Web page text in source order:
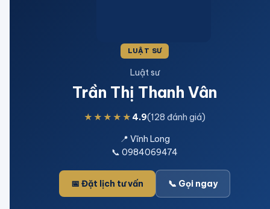
LUẬT SƯ
Luật sư
Trần Thị Thanh Vân
★★★★★ 4.9(128 đánh giá)
📍 Vĩnh Long
📞 0984069474
📅 Đặt lịch tư vấn 📞 Gọi ngay